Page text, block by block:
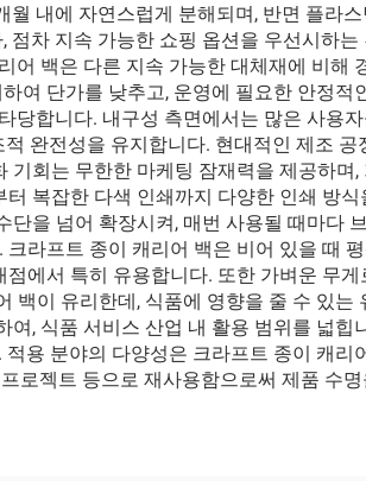
내에 자연스럽게 분해되며, 반면 플라
차 지속 가능한 쇼핑 옵션을 우선시하
백은 다른 지속 가능한 대체재에 비해
여 단가를 낮추고, 운영에 필요한 안정
합니다. 내구성 측면에서는 많은 사용
완전성을 유지합니다. 현대적인 제조
회는 무한한 마케팅 잠재력을 제공하
복잡한 다색 인쇄까지 다양한 인쇄 방
을 넘어 확장시켜, 매번 사용될 때마다
라프트 종이 캐리어 백은 비어 있을 때
에서 특히 유용합니다. 또한 가벼운 무
이 유리한데, 식품에 영향을 줄 수 있
, 식품 서비스 산업 내 활용 범위를 넓
용 분야의 다양성은 크라프트 종이 캐
로젝트 등으로 재사용함으로써 제품 수